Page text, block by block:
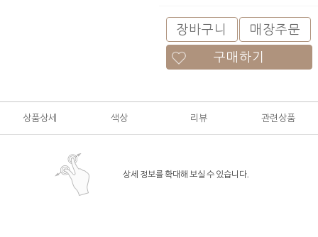
장바구니
매장주문
구매하기
상품상세 색상 리뷰 관련상품
상세 정보를 확대해 보실 수 있습니다.